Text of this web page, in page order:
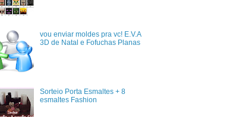
vou enviar moldes pra vc! E.V.A
3D de Natal e Fofuchas Planas
Sorteio Porta Esmaltes + 8
esmaltes Fashion